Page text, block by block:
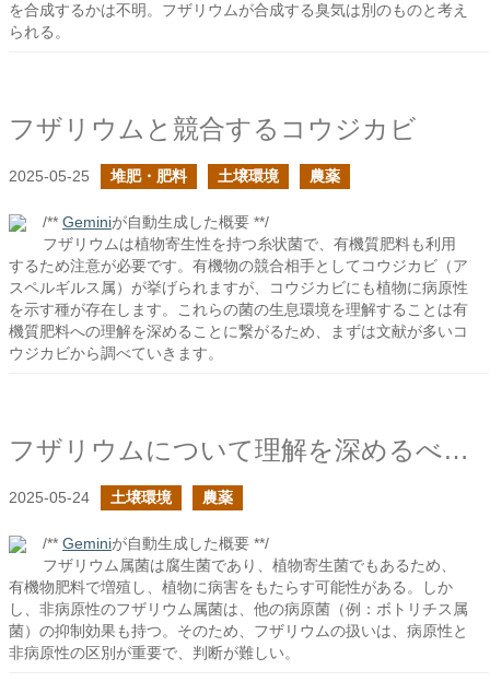
を合成するかは不明。フザリウムが合成する臭気は別のものと考え
られる。
フザリウムと競合するコウジカビ
2025-05-25 堆肥・肥料 土壌環境 農薬
/** Geminiが自動生成した概要 **/
フザリウムは植物寄生性を持つ糸状菌で、有機質肥料も利用
するため注意が必要です。有機物の競合相手としてコウジカビ（ア
スペルギルス属）が挙げられますが、コウジカビにも植物に病原性
を示す種が存在します。これらの菌の生息環境を理解することは有
機質肥料への理解を深めることに繋がるため、まずは文献が多いコ
ウジカビから調べていきます。
フザリウムについて理解を深めるべきだ
2025-05-24 土壌環境 農薬
/** Geminiが自動生成した概要 **/
フザリウム属菌は腐生菌であり、植物寄生菌でもあるため、
有機物肥料で増殖し、植物に病害をもたらす可能性がある。しか
し、非病原性のフザリウム属菌は、他の病原菌（例：ボトリチス属
菌）の抑制効果も持つ。そのため、フザリウムの扱いは、病原性と
非病原性の区別が重要で、判断が難しい。